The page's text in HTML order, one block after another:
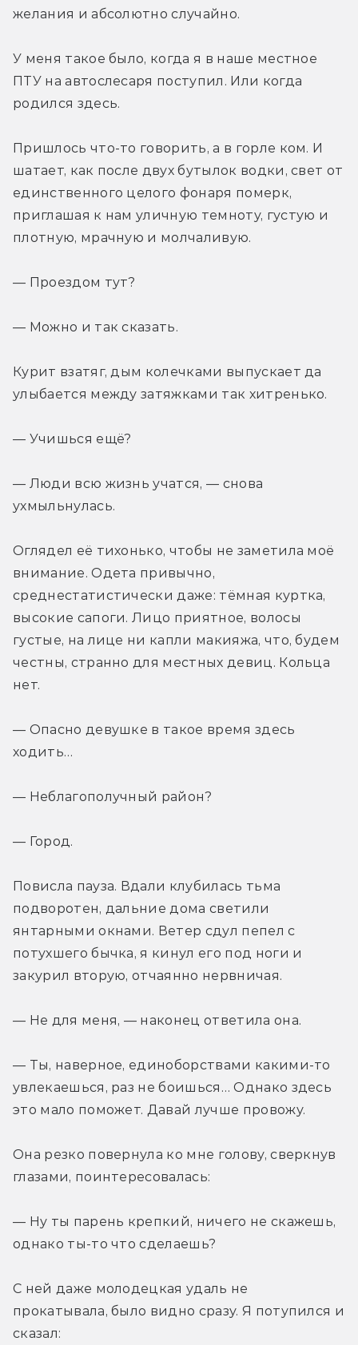
желания и абсолютно случайно.
У меня такое было, когда я в наше местное
ПТУ на автослесаря поступил. Или когда
родился здесь.
Пришлось что-то говорить, а в горле ком. И
шатает, как после двух бутылок водки, свет от
единственного целого фонаря померк,
приглашая к нам уличную темноту, густую и
плотную, мрачную и молчаливую.
— Проездом тут?
— Можно и так сказать.
Курит взатяг, дым колечками выпускает да
улыбается между затяжками так хитренько.
— Учишься ещё?
— Люди всю жизнь учатся, — снова
ухмыльнулась.
Оглядел её тихонько, чтобы не заметила моё
внимание. Одета привычно,
среднестатистически даже: тёмная куртка,
высокие сапоги. Лицо приятное, волосы
густые, на лице ни капли макияжа, что, будем
честны, странно для местных девиц. Кольца
нет.
— Опасно девушке в такое время здесь
ходить…
— Неблагополучный район?
— Город.
Повисла пауза. Вдали клубилась тьма
подворотен, дальние дома светили
янтарными окнами. Ветер сдул пепел с
потухшего бычка, я кинул его под ноги и
закурил вторую, отчаянно нервничая.
— Не для меня, — наконец ответила она.
— Ты, наверное, единоборствами какими-то
увлекаешься, раз не боишься… Однако здесь
это мало поможет. Давай лучше провожу.
Она резко повернула ко мне голову, сверкнув
глазами, поинтересовалась:
— Ну ты парень крепкий, ничего не скажешь,
однако ты-то что сделаешь?
С ней даже молодецкая удаль не
прокатывала, было видно сразу. Я потупился и
сказал: